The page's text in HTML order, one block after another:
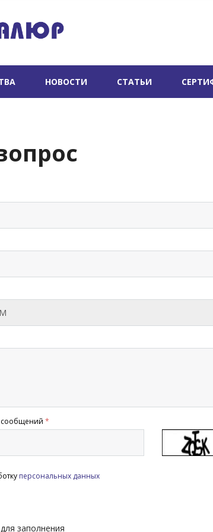
НОВОСТИ СТАТЬИ
сообщений *
персональных данных
заполнения